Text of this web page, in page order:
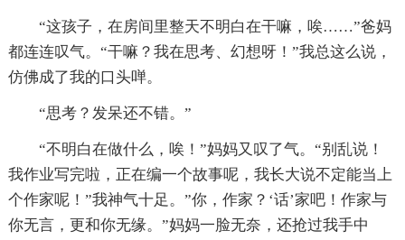
“这孩子，在房间里整天不明白在干嘛，唉……”爸妈
都连连叹气。“干嘛？我在思考、幻想呀！”我总这么说，
仿佛成了我的口头啴。
“思考？发呆还不错。”
“不明白在做什么，唉！”妈妈又叹了气。“别乱说！
我作业写完啦，正在编一个故事呢，我长大说不定能当上
个作家呢！”我神气十足。”你，作家？‘话’家吧！作家与
你无言，更和你无缘。”妈妈一脸无奈，还抢过我手中